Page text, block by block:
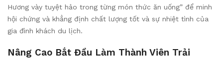
Hương vày tuyệt hảo trong từng món thức ăn uống” để minh
hội chứng và khẳng định chất lượng tốt và sự nhiệt tình của
gia đình khách du lịch.
Nâng Cao Bắt Đầu Làm Thành Viên Trải